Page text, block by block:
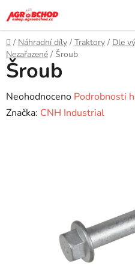
na
obsah
Domů
/ Náhradní díly / Traktory / Dle
Nezařazené / Šroub
Šroub
Průměrné
hodnocení
Neohodnoceno Podrobnosti
Značka: CNH Industrial